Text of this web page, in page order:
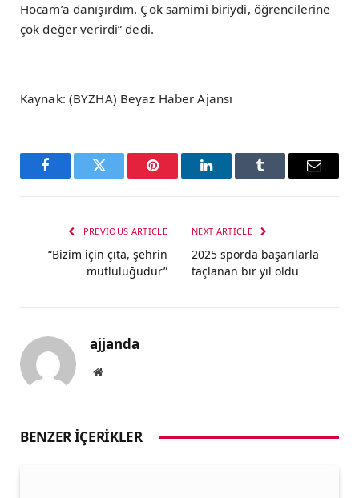
Hocam’a danışırdım. Çok samimi biriydi, öğrencilerine
çok değer verirdi” dedi.
Kaynak: (BYZHA) Beyaz Haber Ajansı
FacebookTwitter Pinterest LinkedInTumblr Email
PREVIOUS ARTICLE
“Bizim için çıta, şehrin
mutluluğudur”
NEXT ARTICLE
2025 sporda başarılarla
taçlanan bir yıl oldu
ajjanda
Website
BENZER İÇERIKLER